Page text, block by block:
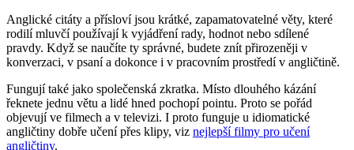
Anglické citáty a přísloví jsou krátké, zapamatovatelné věty, které
rodilí mluvčí používají k vyjádření rady, hodnot nebo sdílené
pravdy. Když se naučíte ty správné, budete znít přirozeněji v
konverzaci, v psaní a dokonce i v pracovním prostředí v angličtině.
Fungují také jako společenská zkratka. Místo dlouhého kázání
řeknete jednu větu a lidé hned pochopí pointu. Proto se pořád
objevují ve filmech a v televizi. I proto funguje u idiomatické
angličtiny dobře učení přes klipy, viz nejlepší filmy pro učení
angličtiny.